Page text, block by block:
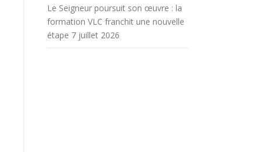
Le Seigneur poursuit son œuvre : la
formation VLC franchit une nouvelle
étape 7 juillet 2026